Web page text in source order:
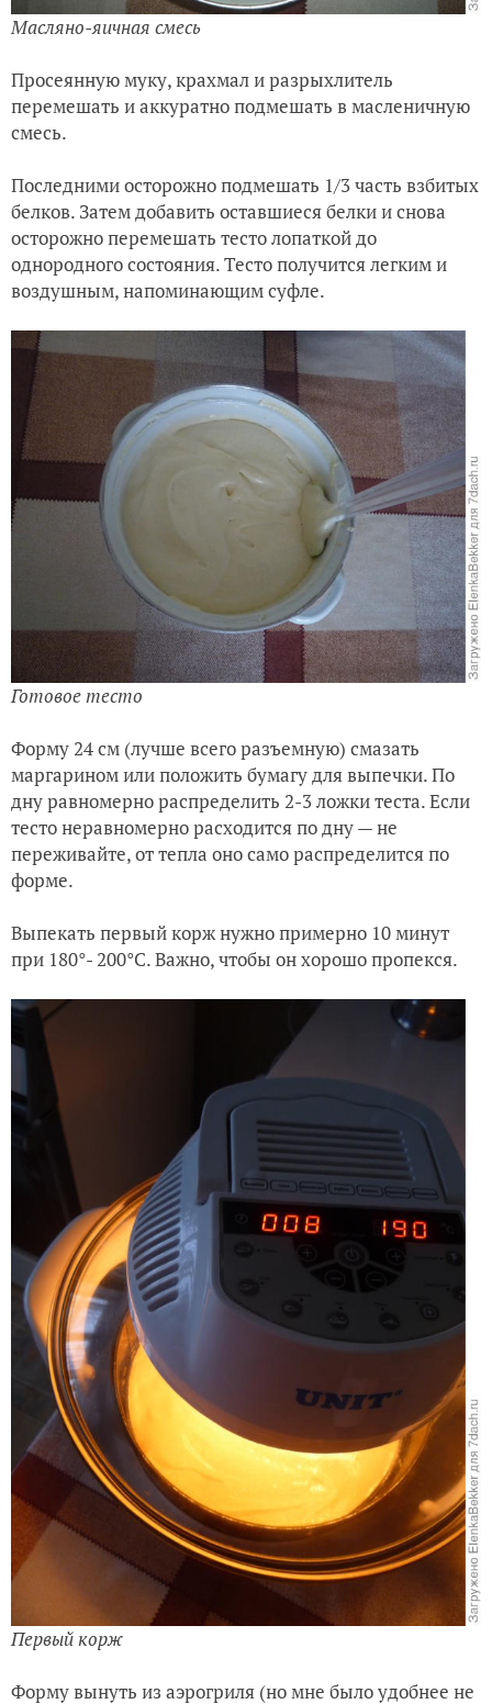
Масляно-яичная смесь
Просеянную муку, крахмал и разрыхлитель
перемешать и аккуратно подмешать в масленичную
смесь.
Последними осторожно подмешать 1/3 часть взбитых
белков. Затем добавить оставшиеся белки и снова
осторожно перемешать тесто лопаткой до
однородного состояния. Тесто получится легким и
воздушным, напоминающим суфле.
Готовое тесто
Форму 24 см (лучше всего разъемную) смазать
маргарином или положить бумагу для выпечки. По
дну равномерно распределить 2-3 ложки теста. Если
тесто неравномерно расходится по дну — не
переживайте, от тепла оно само распределится по
форме.
Выпекать первый корж нужно примерно 10 минут
при 180°- 200°С. Важно, чтобы он хорошо пропекся.
Первый корж
Форму вынуть из аэрогриля (но мне было удобнее не